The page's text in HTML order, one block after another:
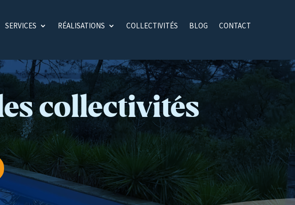
SERVICES RÉALISATIONS COLLECTIVITÉS BLOG CONTACT
collectivités